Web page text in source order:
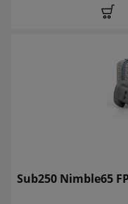
Sub250 Nimble65